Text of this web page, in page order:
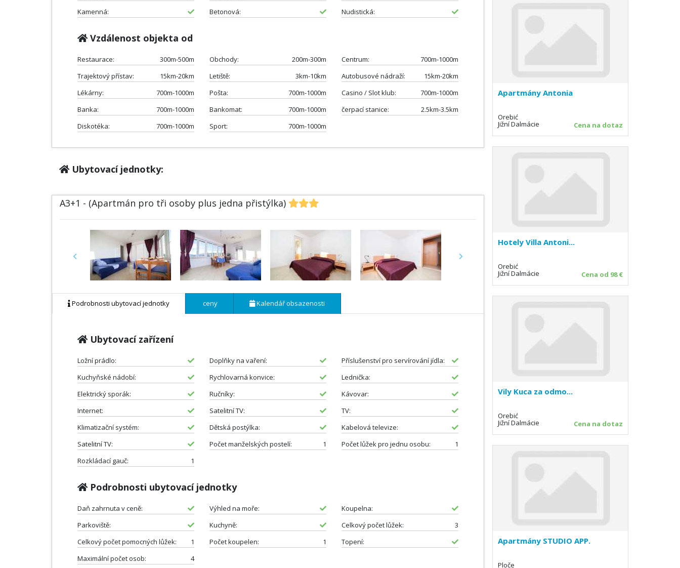
Kamenná:
Betonová: Nudistická:
Vzdálenost objekta od
Restaurace: 300m-500m Obchody: 200m-300m Centrum:
700m-1000m
Trajektový přístav:
15km-20km Letiště: 3km-10km Autobusové nádraží:
15km-20km
Lékárny:
700m-1000m Pošta: 700m-1000m Casino / Slot klub:
700m-1000m
Banka:
700m-1000m Bankomat: 700m-1000m čerpací stanice:
2.5km-3.5km
Diskotéka:
700m-1000m Sport: 700m-1000m
Ubytovací jednotky:
A3+1 - (Apartmán pro tři osoby plus jedna přistýlka)
Previous Next
Podrobnosti ubytovací jednotky ceny Kalendář obsazenosti
Ubytovací zařízení
Ložní prádlo: Doplňky na vaření:
Příslušenství pro servírování jídla:
Kuchyňské nádobí:
Rychlovarná konvice:
Lednička:
Elektrický sporák:
Ručníky:
Kávovar:
Internet:
Satelitní TV:
TV:
Klimatizační systém:
Dětská postýlka:
Kabelová televize:
Satelitní TV:
Počet manželských postelí: 1 Počet lůžek pro jednu osobu:
1
Rozkládací gauč:
1
Podrobnosti ubytovací jednotky
Daň zahrnuta v ceně: Výhled na moře:
Koupelna:
Parkoviště:
Kuchyně: Celkový počet lůžek:
3
Celkový počet pomocných lůžek:
1 Počet koupelen: 1
Topení:
Maximální počet osob:
4
Apartmány Antonia
Orebić
Jižní Dalmácie Cena na dotaz
Hotely Villa Antoni...
Orebić
Jižní Dalmácie Cena od 98 €
Vily Kuca za odmo...
Orebić
Jižní Dalmácie Cena na dotaz
Apartmány STUDIO APP.
Ploče